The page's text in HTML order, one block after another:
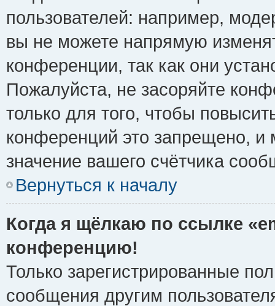
пользователей: например,
вы не можете напрямую
конференции, так как они
Пожалуйста, не засоряйте
только для того, чтобы
конференций это запрещено, и
значение вашего счётчика
Вернуться к началу
Когда я щёлкаю по ссылке
конференцию!
Только зарегистрированные
сообщения другим